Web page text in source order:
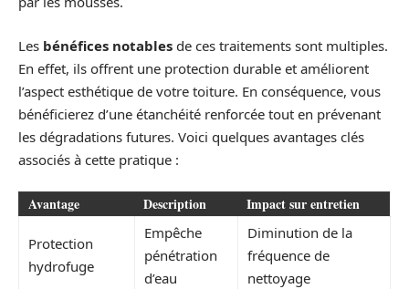
Les bénéfices notables de ces traitements sont multiples.
En effet, ils offrent une protection durable et améliorent
l’aspect esthétique de votre toiture. En conséquence, vous
bénéficierez d’une étanchéité renforcée tout en prévenant
les dégradations futures. Voici quelques avantages clés
associés à cette pratique :
Avantage Description Impact sur entretien
Protection
hydrofuge
Empêche
pénétration
d’eau
Diminution de la
fréquence de
nettoyage